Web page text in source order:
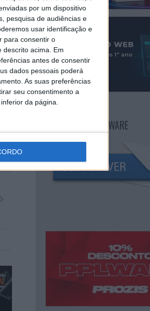
por um dispositivo
pesquisa de audiências e
usar identificação e
para consentir o
descrito acima. Em
antes de consentir
dados pessoais poderá
As suas preferências
seu consentimento a
da página.
NEWSLETTER PPLWARE